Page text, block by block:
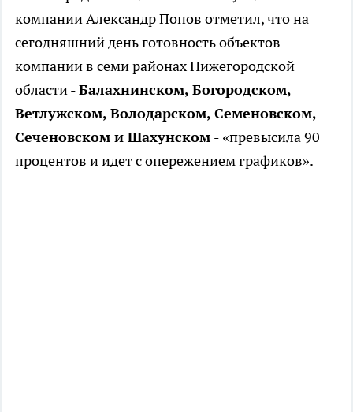
компании Александр Попов отметил, что на
сегодняшний день готовность объектов
компании в семи районах Нижегородской
области -Балахнинском, Богородском,
Ветлужском, Володарском, Семеновском,
Сеченовском и Шахунском - «превысила 90
процентов и идет с опережением графиков».